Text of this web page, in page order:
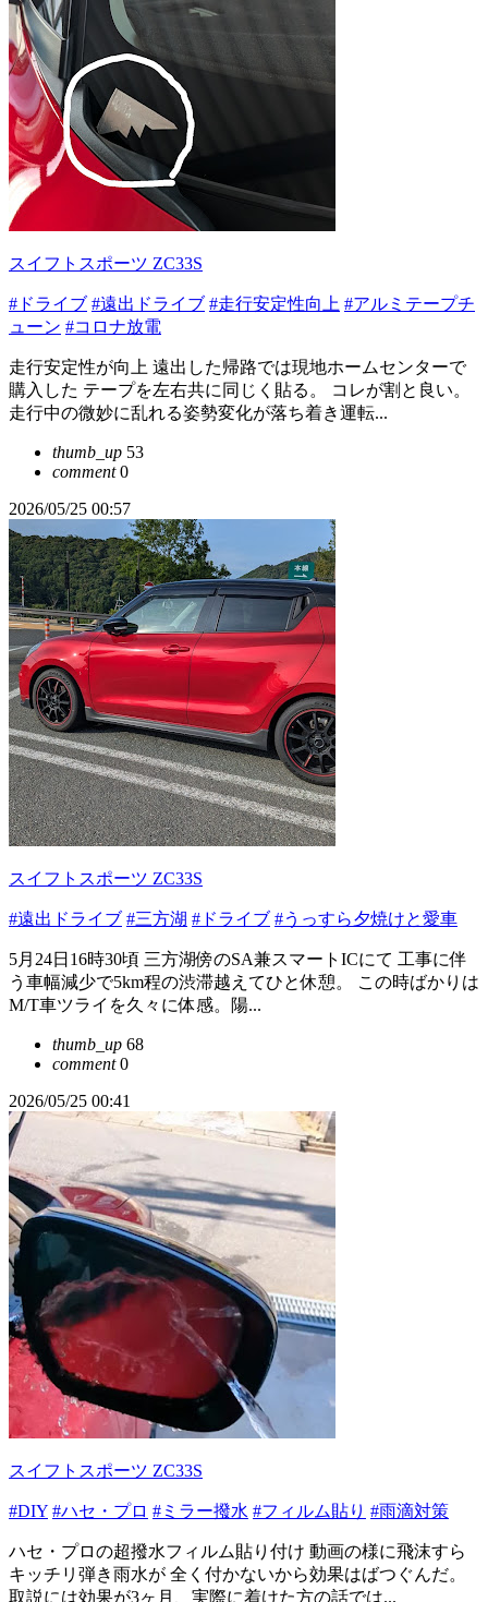
スイフトスポーツ ZC33S
#ドライブ #遠出ドライブ #走行安定性向上 #アルミテープチ
ューン #コロナ放電
走行安定性が向上 遠出した帰路では現地ホームセンターで
購入した テープを左右共に同じく貼る。 コレが割と良い。
走行中の微妙に乱れる姿勢変化が落ち着き運転...
thumb_up 53
comment0
2026/05/25 00:57
スイフトスポーツ ZC33S
#遠出ドライブ #三方湖 #ドライブ #うっすら夕焼けと愛車
5月24日16時30頃 三方湖傍のSA兼スマートICにて 工事に伴
う車幅減少で5km程の渋滞越えてひと休憩。 この時ばかりは
M/T車ツライを久々に体感。陽...
thumb_up 68
comment0
2026/05/25 00:41
スイフトスポーツ ZC33S
#DIY #ハセ・プロ #ミラー撥水 #フィルム貼り #雨滴対策
ハセ・プロの超撥水フィルム貼り付け 動画の様に飛沫すら
キッチリ弾き雨水が 全く付かないから効果はばつぐんだ。
取説には効果が3ヶ月、実際に着けた方の話では...